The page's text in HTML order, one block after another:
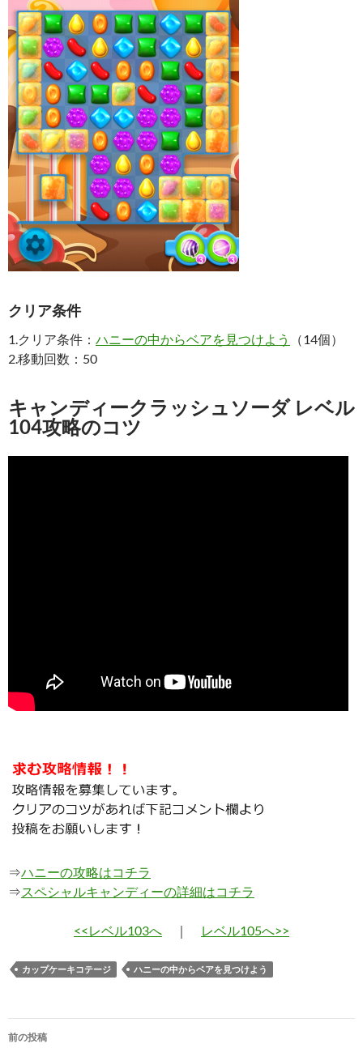
クリア条件
1.クリア条件： ハニーの中からベアを見つけよう
（14個）
2.移動回数：50
キャンディークラッシュソーダ レベル
104攻略のコツ
⇒ハニーの攻略はコチラ
⇒スペシャルキャンディーの詳細はコチラ
<<レベル103へ ｜ レベル105へ>>
カップケーキコテージ ハニーの中からベアを見つけよう
投
前の投稿